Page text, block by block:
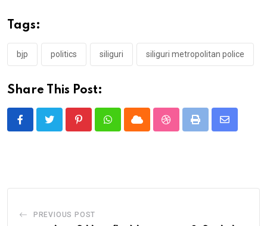
Tags:
bjp politics siliguri siliguri metropolitan police
Share This Post:
PinterestWhatsappCloud StumbleUpon
Print
Share
PREVIOUS POST